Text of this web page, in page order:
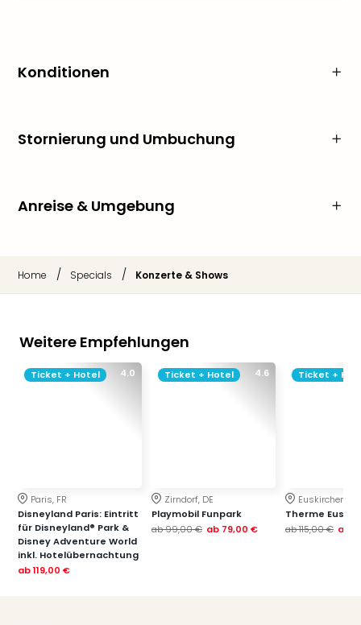
Konditionen
Stornierung und Umbuchung
Anreise & Umgebung
Home / Specials / Konzerte & Shows
Weitere Empfehlungen
4.0
Ticket + Hotel
Paris, FR
Disneyland Paris: Eintritt
für Disneyland® Park &
Disney Adventure World
inkl. Hotelübernachtung
ab119,00 €
4.6
Ticket + Hotel
Zirndorf, DE
Playmobil Funpark
ab99,00 € ab 79,00 €
Ticket +
Euskirchen, DE
Therme
ab115,00 € ab